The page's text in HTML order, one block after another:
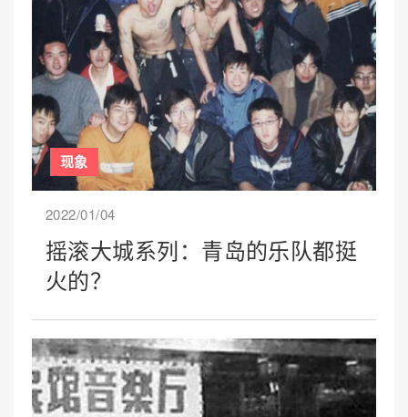
现象
2022/01/04
摇滚大城系列：青岛的乐队都挺
火的？